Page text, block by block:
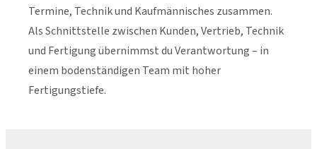
Termine, Technik und Kaufmännisches zusammen.
Als Schnittstelle zwischen Kunden, Vertrieb, Technik
und Fertigung übernimmst du Verantwortung – in
einem bodenständigen Team mit hoher
Fertigungstiefe.